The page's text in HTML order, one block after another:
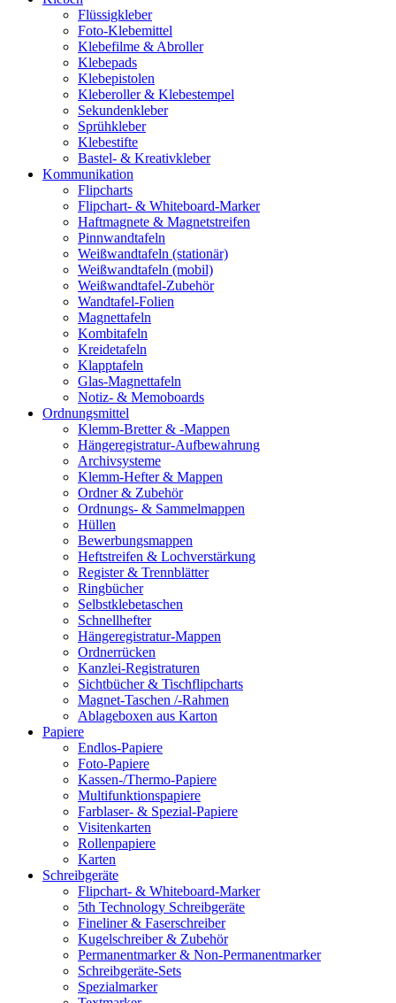
Flüssigkleber
Foto-Klebemittel
Klebefilme & Abroller
Klebepads
Klebepistolen
Kleberoller & Klebestempel
Sekundenkleber
Sprühkleber
Klebestifte
Bastel- & Kreativkleber
Kommunikation
Flipcharts
Flipchart- & Whiteboard-Marker
Haftmagnete & Magnetstreifen
Pinnwandtafeln
Weißwandtafeln (stationär)
Weißwandtafeln (mobil)
Weißwandtafel-Zubehör
Wandtafel-Folien
Magnettafeln
Kombitafeln
Kreidetafeln
Klapptafeln
Glas-Magnettafeln
Notiz- & Memoboards
Ordnungsmittel
Klemm-Bretter & -Mappen
Hängeregistratur-Aufbewahrung
Archivsysteme
Klemm-Hefter & Mappen
Ordner & Zubehör
Ordnungs- & Sammelmappen
Hüllen
Bewerbungsmappen
Heftstreifen & Lochverstärkung
Register & Trennblätter
Ringbücher
Selbstklebetaschen
Schnellhefter
Hängeregistratur-Mappen
Ordnerrücken
Kanzlei-Registraturen
Sichtbücher & Tischflipcharts
Magnet-Taschen /-Rahmen
Ablageboxen aus Karton
Papiere
Endlos-Papiere
Foto-Papiere
Kassen-/Thermo-Papiere
Multifunktionspapiere
Farblaser- & Spezial-Papiere
Visitenkarten
Rollenpapiere
Karten
Schreibgeräte
Flipchart- & Whiteboard-Marker
5th Technology Schreibgeräte
Fineliner & Faserschreiber
Kugelschreiber & Zubehör
Permanentmarker & Non-Permanentmarker
Schreibgeräte-Sets
Spezialmarker